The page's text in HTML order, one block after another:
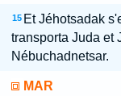
15 Et Jéhotsadak
transporta Juda et
Nébuchadnetsar.
MAR